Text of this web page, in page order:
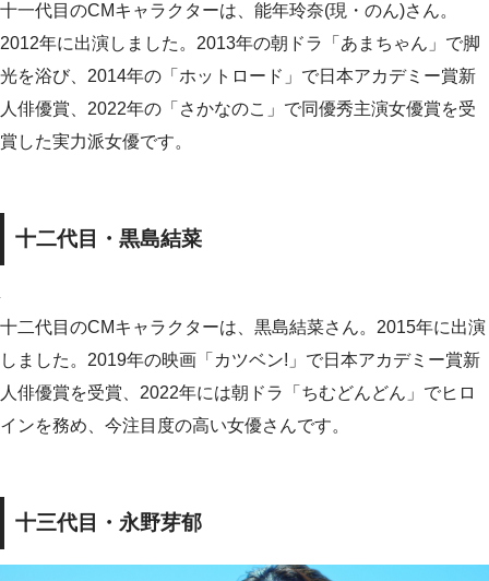
十一代目のCMキャラクターは、能年玲奈(現・のん)さん。
2012年に出演しました。2013年の朝ドラ「あまちゃん」で脚
光を浴び、2014年の「ホットロード」で日本アカデミー賞新
人俳優賞、2022年の「さかなのこ」で同優秀主演女優賞を受
賞した実力派女優です。
十二代目・黒島結菜
十二代目のCMキャラクターは、黒島結菜さん。2015年に出演
しました。2019年の映画「カツベン!」で日本アカデミー賞新
人俳優賞を受賞、2022年には朝ドラ「ちむどんどん」でヒロ
インを務め、今注目度の高い女優さんです。
十三代目・永野芽郁